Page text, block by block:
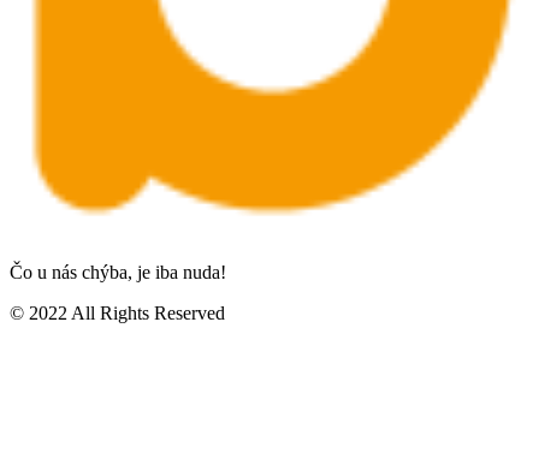
Čo u nás chýba, je iba nuda!
© 2022 All Rights Reserved